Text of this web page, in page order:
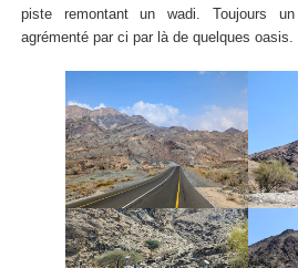
piste remontant un wadi. Toujours
agrémenté par ci par là de quelques oasis.